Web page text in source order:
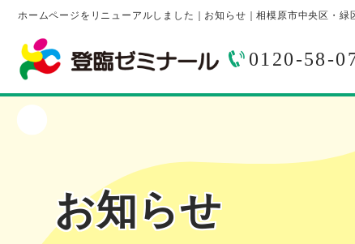
ホームページをリニューアルしました｜お知らせ｜相模原市中央区・緑
0120-58-
お知らせ